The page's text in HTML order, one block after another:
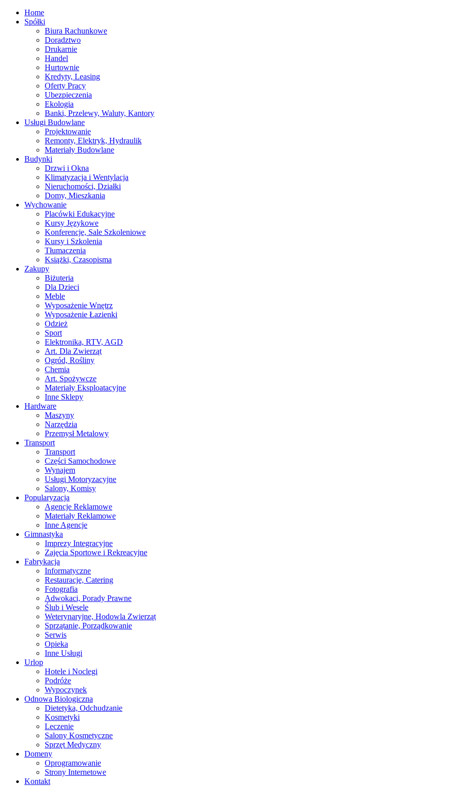
Home
Spółki
Biura Rachunkowe
Doradztwo
Drukarnie
Handel
Hurtownie
Kredyty, Leasing
Oferty Pracy
Ubezpieczenia
Ekologia
Banki, Przelewy, Waluty, Kantory
Usługi Budowlane
Projektowanie
Remonty, Elektryk, Hydraulik
Materiały Budowlane
Budynki
Drzwi i Okna
Klimatyzacja i Wentylacja
Nieruchomości, Działki
Domy, Mieszkania
Wychowanie
Placówki Edukacyjne
Kursy Językowe
Konferencje, Sale Szkoleniowe
Kursy i Szkolenia
Tłumaczenia
Książki, Czasopisma
Zakupy
Biżuteria
Dla Dzieci
Meble
Wyposażenie Wnętrz
Wyposażenie Łazienki
Odzież
Sport
Elektronika, RTV, AGD
Art. Dla Zwierząt
Ogród, Rośliny
Chemia
Art. Spożywcze
Materiały Eksploatacyjne
Inne Sklepy
Hardware
Maszyny
Narzędzia
Przemysł Metalowy
Transport
Transport
Części Samochodowe
Wynajem
Usługi Motoryzacyjne
Salony, Komisy
Popularyzacja
Agencje Reklamowe
Materiały Reklamowe
Inne Agencje
Gimnastyka
Imprezy Integracyjne
Zajęcia Sportowe i Rekreacyjne
Fabrykacja
Informatyczne
Restauracje, Catering
Fotografia
Adwokaci, Porady Prawne
Ślub i Wesele
Weterynaryjne, Hodowla Zwierząt
Sprzątanie, Porządkowanie
Serwis
Opieka
Inne Usługi
Urlop
Hotele i Noclegi
Podróże
Wypoczynek
Odnowa Biologiczna
Dietetyka, Odchudzanie
Kosmetyki
Leczenie
Salony Kosmetyczne
Sprzęt Medyczny
Domeny
Oprogramowanie
Strony Internetowe
Kontakt